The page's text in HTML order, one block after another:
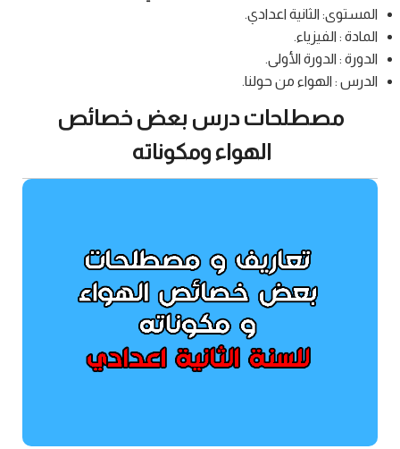
المستوى: الثانية اعدادي.
المادة : الفيزياء.
الدورة : الدورة الأولى.
الدرس : الهواء من حولنا.
مصطلحات درس بعض خصائص
الهواء ومكوناته